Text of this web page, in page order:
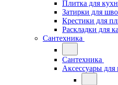
Плитка для
Затирки для
Крестики для
Раскладки для
Сантехника
Сантехника
Аксессуары